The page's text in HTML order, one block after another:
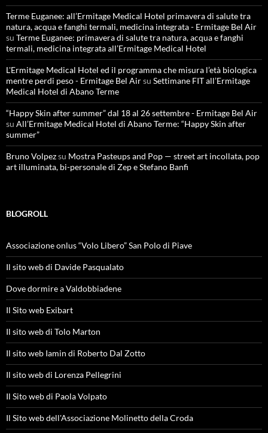
Terme Euganee: all’Ermitage Medical Hotel primavera di salute tra
natura, acqua e fanghi termali, medicina integrata - Ermitage Bel Air
su Terme Euganee: primavera di salute tra natura, acqua e fanghi
termali, medicina integrata all’Ermitage Medical Hotel
L'Ermitage Medical Hotel ed il programma che misura l’età biologica
mentre perdi peso - Ermitage Bel Airsu Settimane FIT all’Ermitage
Medical Hotel di Abano Terme
“Happy Skin after summer” dal 18 al 26 settembre - Ermitage Bel Air
su All’Ermitage Medical Hotel di Abano Terme: “Happy Skin after
summer”
Bruno Volpezsu Mostra Pasteups and Pop — street art incollata, pop
art illuminata, bi-personale di Zep e Stefano Banfi
BLOGROLL
Associazione onlus “Volo Libero” San Polo di Piave
Il sito web di Davide Pasqualato
Dove dormire a Valdobbiadene
Il Sito web Exibart
Il sito web di Tolo Marton
Il sito web Iamin di Roberto Dal Zotto
Il sito web di Lorenza Pellegrini
Il Sito web di Paola Volpato
Il Sito web dell'Associazione Molinetto della Croda